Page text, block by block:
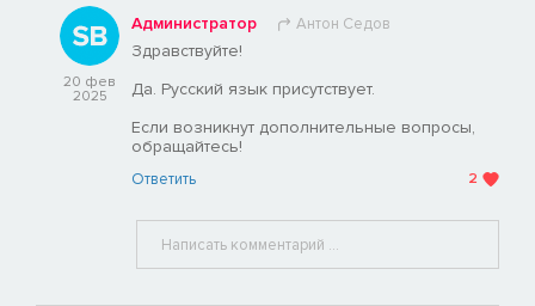
20 фев
2025
Администратор Антон Седов
Здравствуйте!
Да. Русский язык присутствует.
Если возникнут дополнительные вопросы,
обращайтесь!
Ответить 2